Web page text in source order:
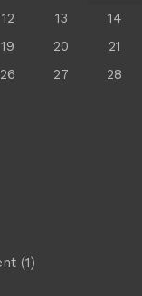
12 13 14
19 20 21
26 27 28
(1)